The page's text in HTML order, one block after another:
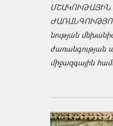
ՄՇԱԿՈՒԹԱՅԻՆ
նության
ժառանգության
միջազ­գային